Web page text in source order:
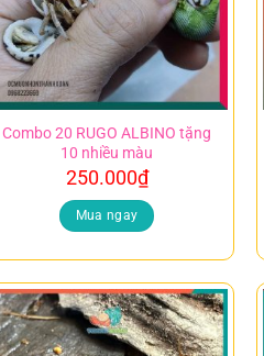
Combo 20 RUGO ALBINO tặng
10 nhiều màu
250.000₫
Mua ngay